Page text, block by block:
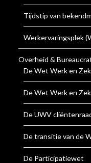
Tijdstip van
Werkervaringsplek
Overheid &
De Wet Werk en
De Wet Werk en
De UWV
De transitie van de
De Participatiewet